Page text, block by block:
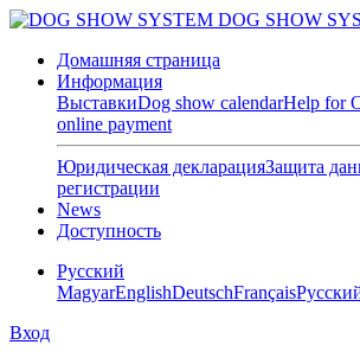
DOG SHOW
Домашняя страница
Информация
ВыставкиDog show calendarHelp for
online payment
Юридическая декларацияЗащита
регистрации
News
Доступность
Pусский
MagyarEnglishDeutschFrançais
Вход